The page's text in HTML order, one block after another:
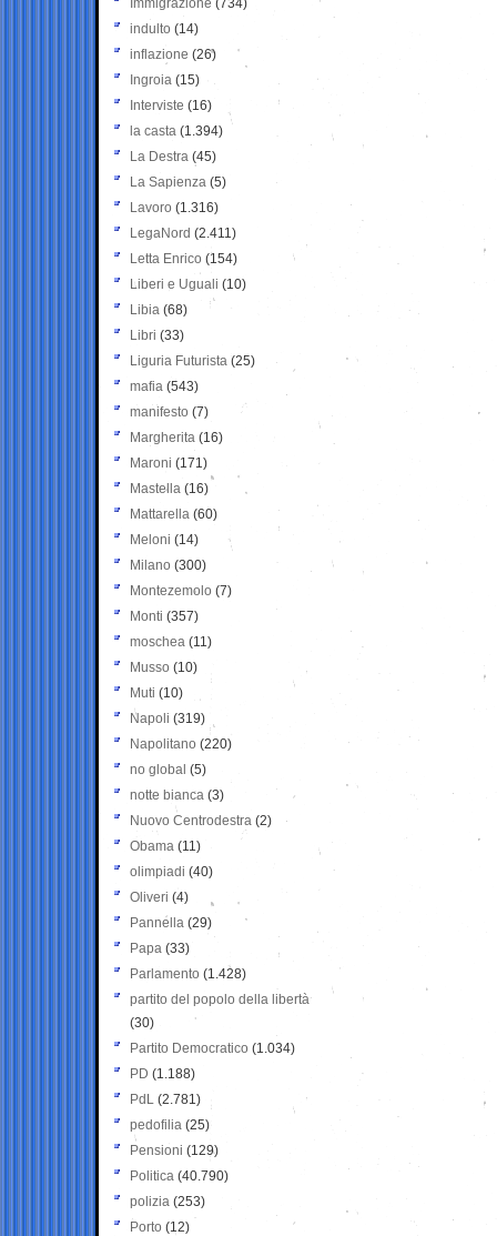
Immigrazione (734)
indulto (14)
inflazione (26)
Ingroia (15)
Interviste (16)
la casta (1.394)
La Destra (45)
La Sapienza (5)
Lavoro (1.316)
LegaNord (2.411)
Letta Enrico (154)
Liberi e Uguali (10)
Libia (68)
Libri (33)
Liguria Futurista (25)
mafia (543)
manifesto (7)
Margherita (16)
Maroni (171)
Mastella (16)
Mattarella (60)
Meloni (14)
Milano (300)
Montezemolo (7)
Monti (357)
moschea (11)
Musso (10)
Muti (10)
Napoli (319)
Napolitano (220)
no global (5)
notte bianca (3)
Nuovo Centrodestra (2)
Obama (11)
olimpiadi (40)
Oliveri (4)
Pannella (29)
Papa (33)
Parlamento (1.428)
partito del popolo della libertà
(30)
Partito Democratico (1.034)
PD (1.188)
PdL (2.781)
pedofilia (25)
Pensioni (129)
Politica (40.790)
polizia (253)
Porto (12)